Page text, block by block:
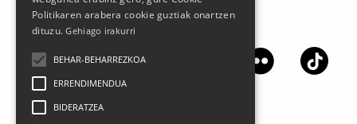
Síguenos en las redes sociales
Politikaren arabera cookie guztiak onartzen
dituzu.Gehiago irakurri
BEHAR-BEHARREZKOA
ERRENDIMENDUA
BIDERATZEA